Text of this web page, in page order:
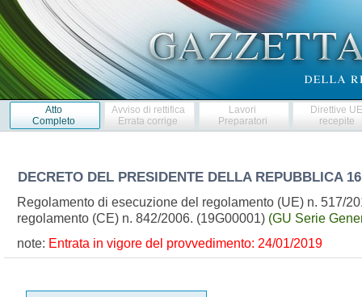
Atto
Completo
Avviso di rettifica
Errata corrige
Lavori
Preparatori
Direttive
recepite
DECRETO DEL PRESIDENTE DELLA REPUBBLICA
Regolamento di esecuzione del regolamento (UE) n. 517/
regolamento (CE) n. 842/2006. (19G00001) (GU Serie
note: Entrata in vigore del provvedimento: 24/01/2019